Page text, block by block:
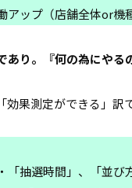
アップ（店舗全体or機
あり。『何の為にや
果測定ができる」訳
「抽選時間」、「並